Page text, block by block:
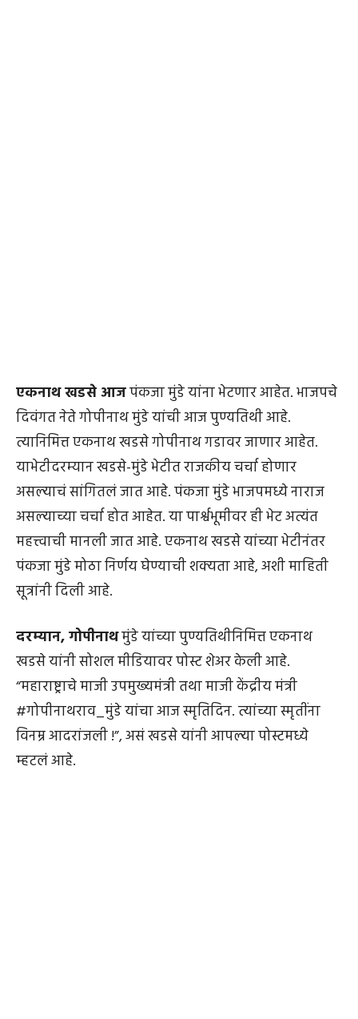
एकनाथ खडसे आजपंकजा मुंडे यांना भेटणार आहेत. भाजपचे
दिवंगत नेते गोपीनाथ मुंडे यांची आज पुण्यतिथी आहे.
त्यानिमित्त एकनाथ खडसे गोपीनाथ गडावर जाणार आहेत.
याभेटीदरम्यान खडसे-मुंडे भेटीत राजकीय चर्चा होणार
असल्याचं सांगितलं जात आहे. पंकजा मुंडे भाजपमध्ये नाराज
असल्याच्या चर्चा होत आहेत. या पार्श्वभूमीवर ही भेट अत्यंत
महत्त्वाची मानली जात आहे. एकनाथ खडसे यांच्या भेटीनंतर
पंकजा मुंडे मोठा निर्णय घेण्याची शक्यता आहे, अशी माहिती
सूत्रांनी दिली आहे.
दरम्यान, गोपीनाथमुंडे यांच्या पुण्यतिथीनिमित्त एकनाथ
खडसे यांनी सोशल मीडियावर पोस्ट शेअर केली आहे.
“महाराष्ट्राचे माजी उपमुख्यमंत्री तथा माजी केंद्रीय मंत्री
#गोपीनाथराव_मुंडे यांचा आज स्मृतिदिन. त्यांच्या स्मृतींना
विनम्र आदरांजली !”, असं खडसे यांनी आपल्या पोस्टमध्ये
म्हटलं आहे.